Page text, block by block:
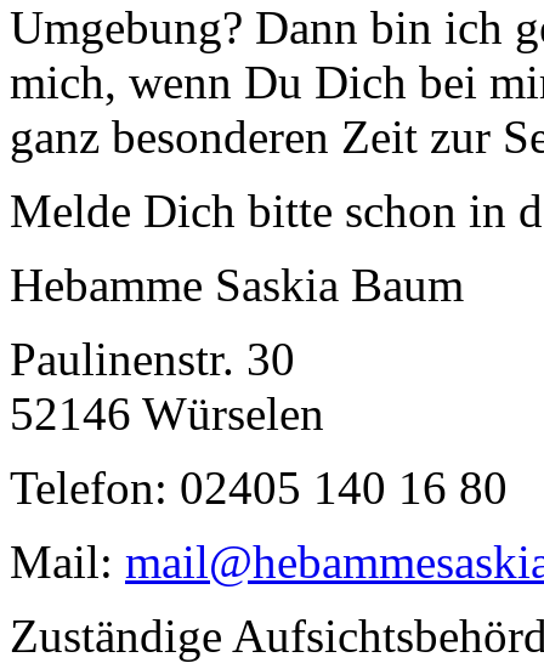
Umgebung? Dann bin ich
mich, wenn Du Dich bei
ganz besonderen Zeit zur
Melde Dich bitte schon in
Hebamme Saskia Baum
Paulinenstr. 30
52146 Würselen
Telefon: 02405 140 16 80
Mail:
Zuständige